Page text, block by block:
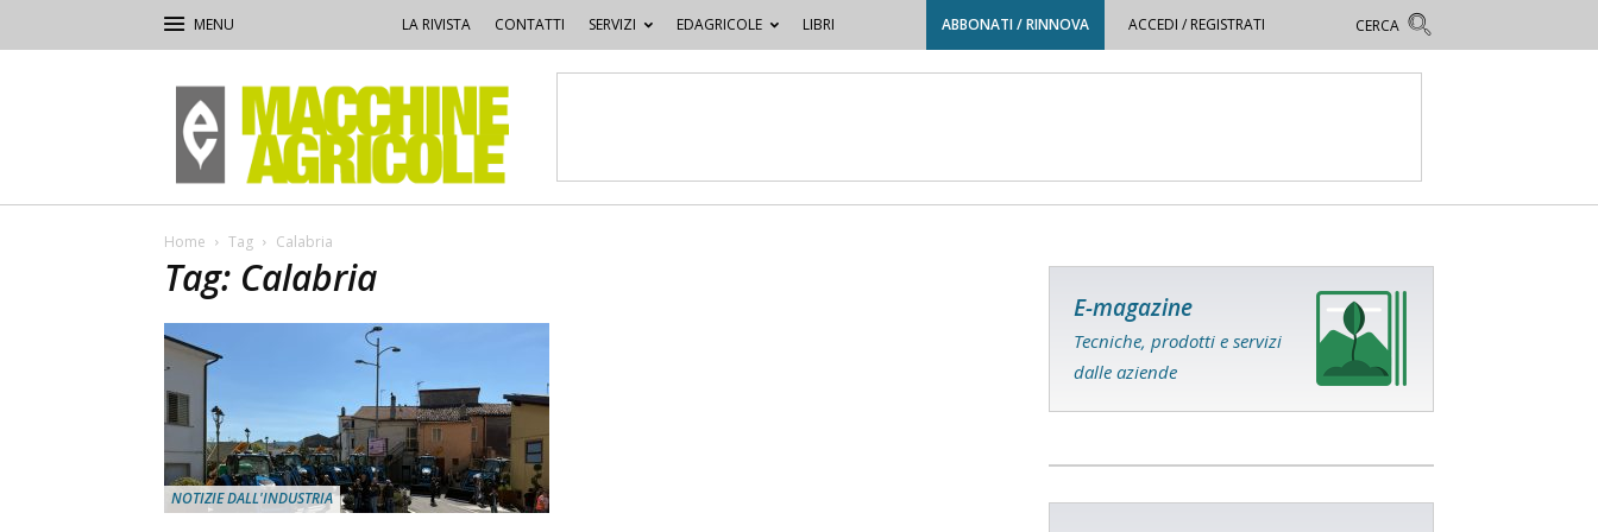
LA RIVISTA CONTATTI SERVIZI EDAGRICOLE LIBRI ABBONATI / RINNOVA ACCEDI / REGISTRATI
Macchine
Agricole
Home Tag Calabria
Tag: Calabria
NOTIZIE DALL'INDUSTRIA
E-magazine
Tecniche, prodotti e servizi
dalle aziende